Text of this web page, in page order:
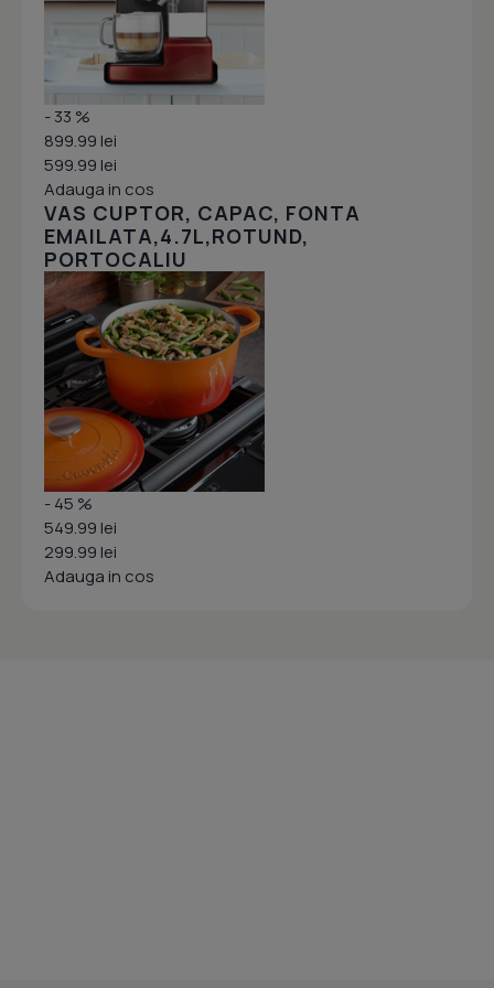
- 33 %
899.99 lei
599.99 lei
Adauga in cos
VAS CUPTOR, CAPAC, FONTA
EMAILATA,4.7L,ROTUND,
PORTOCALIU
- 45 %
549.99 lei
299.99 lei
Adauga in cos